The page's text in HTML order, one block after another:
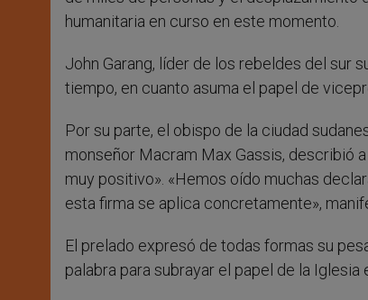
humanitaria en curso en este momento.
John Garang, líder de los rebeldes del sur
tiempo, en cuanto asuma el papel de
Por su parte, el obispo de la ciudad
monseñor Macram Max Gassis, describió
muy positivo». «Hemos oído muchas
esta firma se aplica concretamente»,
El prelado expresó de todas formas su
palabra para subrayar el papel de la